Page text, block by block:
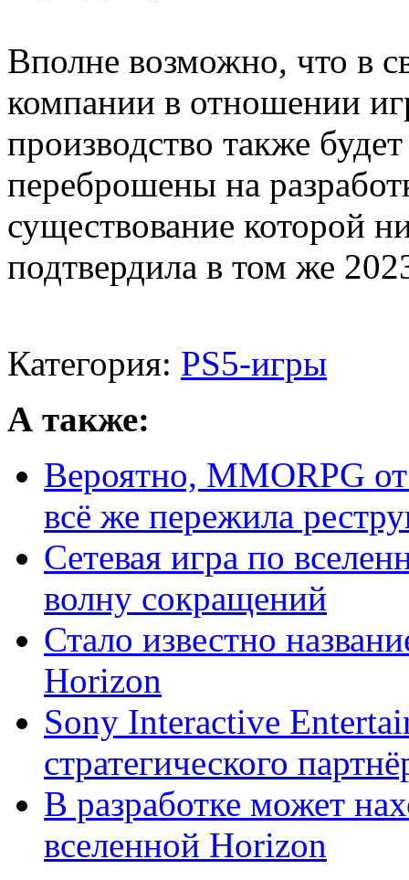
Вполне возможно, что в
компании в отношении
производство также
переброшены на
существование которой
подтвердила в том же
Категория: PS5-игры
А также:
Вероятно, MMORPG
всё же пережила
Сетевая игра по
волну сокращений
Стало известно
Horizon
Sony Interactive
стратегического
В разработке может
вселенной Horizon